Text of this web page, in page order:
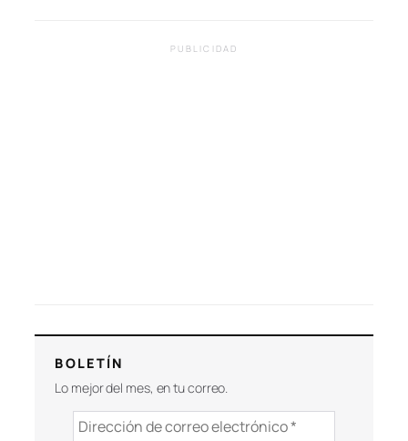
PUBLICIDAD
BOLETÍN
Lo mejor del mes, en tu correo.